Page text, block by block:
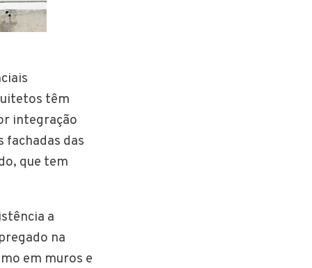
têm
integração
das
que tem
a
na
em muros e